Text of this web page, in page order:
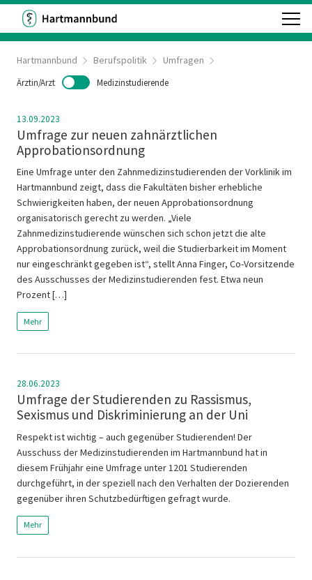
Hartmannbund Berufspolitik Umfragen
Ärztin/Arzt Medizinstudierende
13.09.2023
Umfrage zur neuen zahnärztlichen
Approbationsordnung
Eine Umfrage unter den Zahnmedizinstudierenden der Vorklinik im
Hartmannbund zeigt, dass die Fakultäten bisher erhebliche
Schwierigkeiten haben, der neuen Approbationsordnung
organisatorisch gerecht zu werden. „Viele
Zahnmedizinstudierende wünschen sich schon jetzt die alte
Approbationsordnung zurück, weil die Studierbarkeit im Moment
nur eingeschränkt gegeben ist“, stellt Anna Finger, Co-Vorsitzende
des Ausschusses der Medizinstudierenden fest. Etwa neun
Prozent […]
Mehr
28.06.2023
Umfrage der Studierenden zu Rassismus,
Sexismus und Diskriminierung an der Uni
Respekt ist wichtig – auch gegenüber Studierenden! Der
Ausschuss der Medizinstudierenden im Hartmannbund hat in
diesem Frühjahr eine Umfrage unter 1201 Studierenden
durchgeführt, in der speziell nach den Verhalten der Dozierenden
gegenüber ihren Schutzbedürftigen gefragt wurde.
Mehr